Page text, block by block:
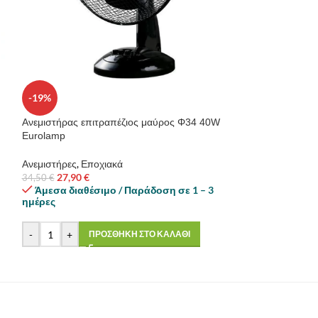
-19%
Ανεμιστήρας επιτραπέζιος μαύρος Φ34 40W
Eurolamp
Ανεμιστήρες, Εποχιακά
34,50€ 27,90€
Άμεσα διαθέσιμο / Παράδοση σε 1 – 3
ημέρες
- + ΠΡΟΣΘΗΚΗ ΣΤΟ ΚΑΛΑΘΙ